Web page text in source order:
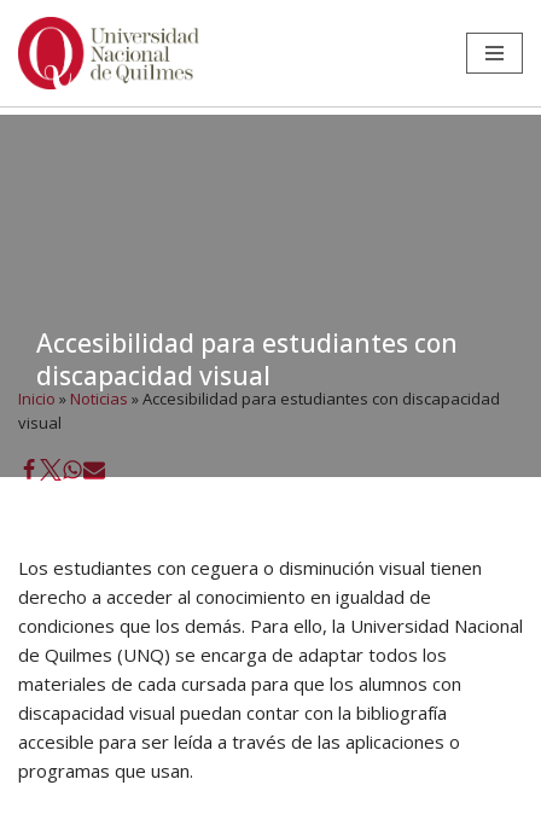
Ir
Accesibilidad para estudiantes con
discapacidad visual
Inicio » Noticias »Accesibilidad para estudiantes con discapacidad
visual
Los estudiantes con ceguera o disminución visual tienen
derecho a acceder al conocimiento en igualdad de
condiciones que los demás. Para ello, la Universidad Nacional
de Quilmes (UNQ) se encarga de adaptar todos los
materiales de cada cursada para que los alumnos con
discapacidad visual puedan contar con la bibliografía
accesible para ser leída a través de las aplicaciones o
programas que usan.